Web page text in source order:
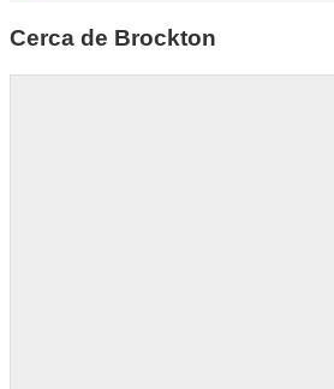
Cerca de Brockton